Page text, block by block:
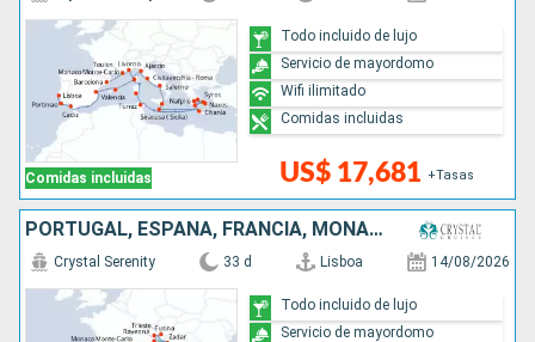
Comidas incluidas US$ 17,681 +Tasas
Todo incluido de lujo
Servicio de mayordomo
Wifi ilimitado
Comidas incluidas
PORTUGAL, ESPAÑA, FRANCIA, MONACO, MONTENEGRO, ITALIA, CROACIA, GRECIA
Crystal Serenity 33 d Lisboa 14/08/2026
Todo incluido de lujo
Servicio de mayordomo